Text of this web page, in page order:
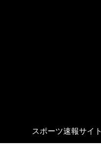
スポーツ速報サイト